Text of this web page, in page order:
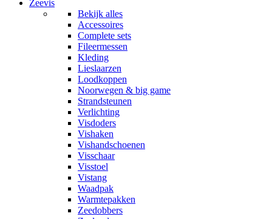
Zeevis
Bekijk alles
Accessoires
Complete sets
Fileermessen
Kleding
Lieslaarzen
Loodkoppen
Noorwegen & big game
Strandsteunen
Verlichting
Visdoders
Vishaken
Vishandschoenen
Visschaar
Visstoel
Vistang
Waadpak
Warmtepakken
Zeedobbers